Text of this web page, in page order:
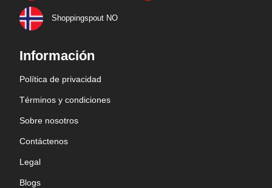
Shoppingspout NO
Información
Política de privacidad
Términos y condiciones
Sobre nosotros
Contáctenos
Legal
Blogs